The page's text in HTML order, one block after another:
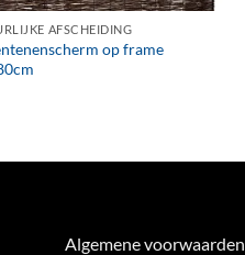
AFSCHEIDING
op frame
Algemene voorwaarden